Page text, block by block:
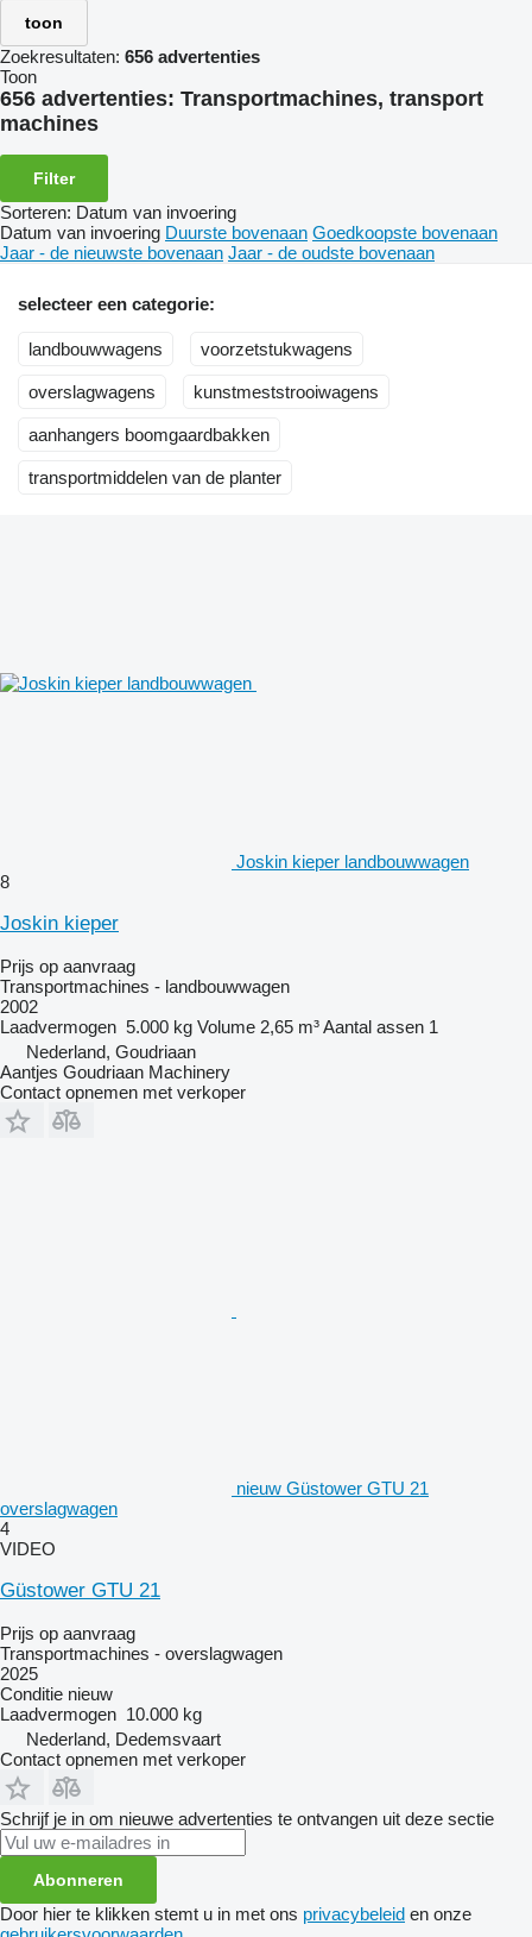
toon
Zoekresultaten: 656 advertenties
Toon
656 advertenties: Transportmachines, transport
machines
Filter
Sorteren: Datum van invoering
Datum van invoering Duurste bovenaan Goedkoopste bovenaan
Jaar - de nieuwste bovenaan Jaar - de oudste bovenaan
selecteer een categorie:
landbouwwagens voorzetstukwagens
overslagwagens kunstmeststrooiwagens
aanhangers boomgaardbakken
transportmiddelen van de planter
Joskin kieper landbouwwagen
8
Joskin kieper
Prijs op aanvraag
Transportmachines - landbouwwagen
2002
Laadvermogen 5.000 kg Volume 2,65 m³Aantal assen 1
Nederland, Goudriaan
Aantjes Goudriaan Machinery
Contact opnemen met verkoper
nieuw Güstower GTU 21
overslagwagen
4
VIDEO
Güstower GTU 21
Prijs op aanvraag
Transportmachines - overslagwagen
2025
Conditie nieuw
Laadvermogen 10.000 kg
Nederland, Dedemsvaart
Contact opnemen met verkoper
Schrijf je in om nieuwe advertenties te ontvangen uit deze sectie
Abonneren
Door hier te klikken stemt u in met ons privacybeleid en onze